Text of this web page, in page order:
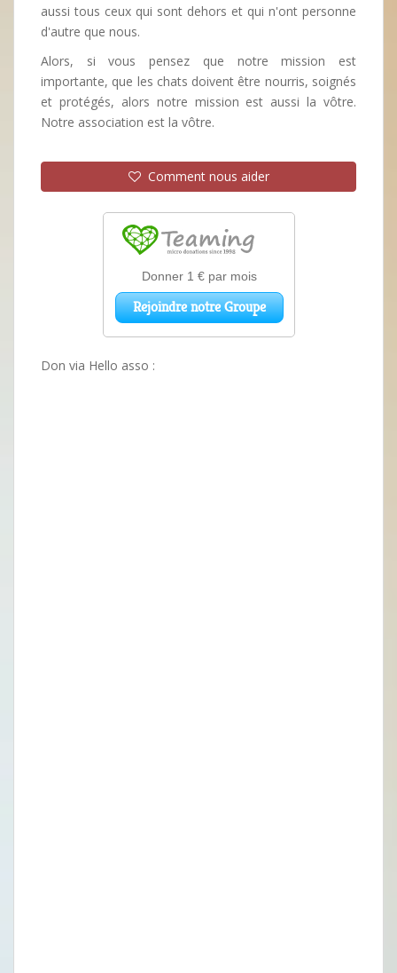
aussi tous ceux qui sont dehors et qui n'ont personne
d'autre que nous.
Alors, si vous pensez que notre mission est
importante, que les chats doivent être nourris, soignés
et protégés, alors notre mission est aussi la vôtre.
Notre association est la vôtre.
Comment nous aider
Don via Hello asso :